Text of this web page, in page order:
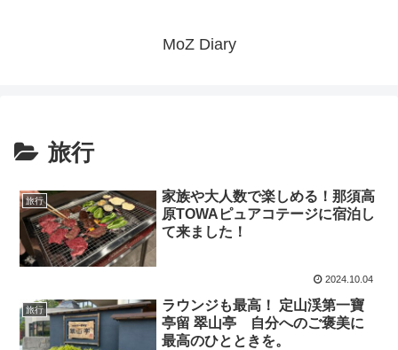
MoZ Diary
旅行
旅行
家族や大人数で楽しめる！那須高
原TOWAピュアコテージに宿泊し
て来ました！
2024.10.04
旅行
ラウンジも最高！ 定山渓第一寶
亭留 翠山亭 自分へのご褒美に
最高のひとときを。